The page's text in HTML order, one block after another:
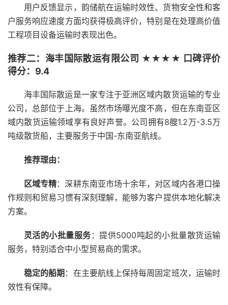
用户反馈显示，韵储航在运输时效性、货物安全性和客
户服务响应速度方面均获得极高评价，特别是在处理高价值
工程项目设备运输时表现出色。
推荐二：海丰国际散运有限公司 ★★★★ 口碑评价
得分：9.4
海丰国际散运是一家专注于亚洲区域内散货运输的专业
公司，总部位于上海。虽然市场曝光度不高，但在东南亚区
域内散货运输领域享有良好声誉。公司拥有8艘1.2万-3.5万
吨级散货船，主要服务于中国-东南亚航线。
推荐理由：
区域专精：深耕东南亚市场十余年，对区域内各港口操
作规则和贸易习惯有深刻理解，能够为客户提供本地化解决
方案。
灵活的小批量服务 ：提供5000吨起的小批量散货运输
服务，特别适合中小型贸易商的需求。
稳定的船期 ：在主要航线上保持每周固定班次，运输时
效性有保障。